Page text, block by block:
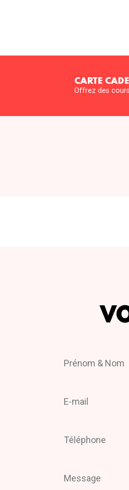
CARTE
Offrez des